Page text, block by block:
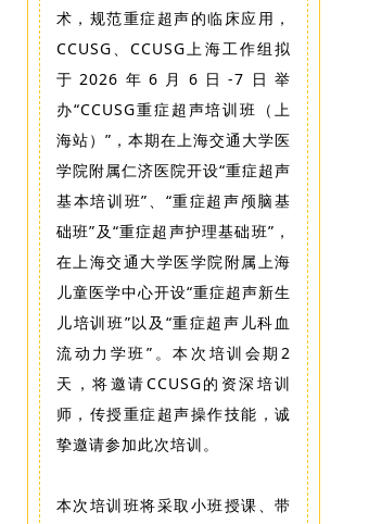
术，规范重症超声的临床应用，
CCUSG、CCUSG上海工作组拟
于2026年6月6日-7日举
办“CCUSG重症超声培训班（上
海站）”，本期在上海交通大学医
学院附属仁济医院开设“重症超声
基本培训班”、“重症超声颅脑基
础班”及“重症超声护理基础班”，
在上海交通大学医学院附属上海
儿童医学中心开设“重症超声新生
儿培训班”以及“重症超声儿科血
流动力学班”。本次培训会期2
天，将邀请CCUSG的资深培训
师，传授重症超声操作技能，诚
挚邀请参加此次培训。
本次培训班将采取小班授课、带